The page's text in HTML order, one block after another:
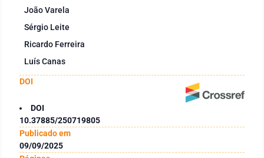
João Varela
Sérgio Leite
Ricardo Ferreira
Luís Canas
DOI
DOI
10.37885/250719805
Publicado em
09/09/2025